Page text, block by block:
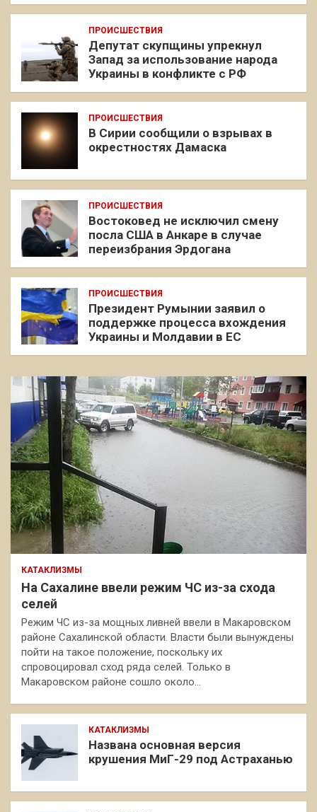
ПРОИСШЕСТВИЯ
Депутат скупщины упрекнул
Запад за использование народа
Украины в конфликте с РФ
ПРОИСШЕСТВИЯ
В Сирии сообщили о взрывах в
окрестностях Дамаска
ПРОИСШЕСТВИЯ
Востоковед не исключил смену
посла США в Анкаре в случае
переизбрания Эрдогана
ПРОИСШЕСТВИЯ
Президент Румынии заявил о
поддержке процесса вхождения
Украины и Молдавии в ЕС
КАТАКЛИЗМЫ
На Сахалине ввели режим ЧС из-за схода
селей
Режим ЧС из-за мощных ливней ввели в Макаровском
районе Сахалинской области. Власти были вынуждены
пойти на такое положение, поскольку их
спровоцировал сход ряда селей. Только в
Макаровском районе сошло около…
КАТАКЛИЗМЫ
Названа основная версия
крушения МиГ-29 под Астраханью